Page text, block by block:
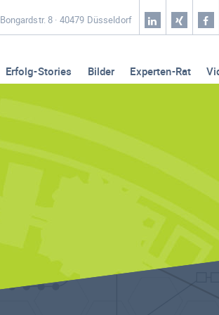
Bongardstr. 8 · 40479 Düsseldorf
Erfolg-Stories Bilder Experten-Rat